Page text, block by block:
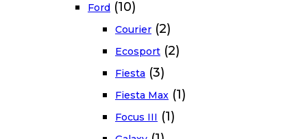
Ford (10)
Courier (2)
Ecosport (2)
Fiesta (3)
Fiesta Max (1)
Focus III (1)